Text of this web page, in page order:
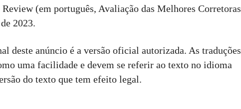
(em português, Avaliação das Melhores Corretoras
2023.
deste anúncio é a versão oficial autorizada. As traduções
uma facilidade e devem se referir ao texto no idioma
do texto que tem efeito legal.